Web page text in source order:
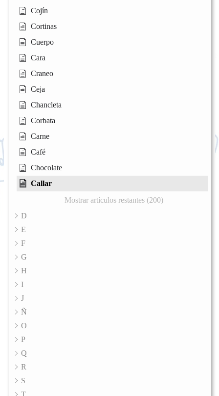
Cojín
Cortinas
Cuerpo
Cara
Craneo
Ceja
Chancleta
Corbata
Carne
Café
Chocolate
Callar
Mostrar artículos restantes (200)
D
E
F
G
H
I
J
Ñ
O
P
Q
R
S
T